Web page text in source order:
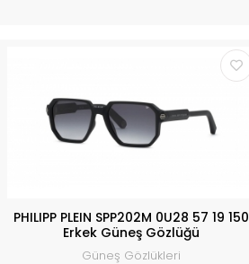
PHILIPP PLEIN SPP202M 0U28 57 19 150
Erkek Güneş Gözlüğü
Güneş Gözlükleri